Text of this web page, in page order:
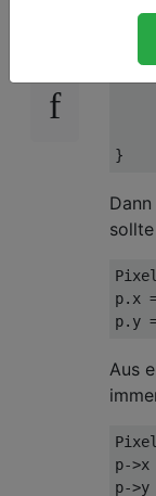
p.x
p.y
Aus
p->x
p->y